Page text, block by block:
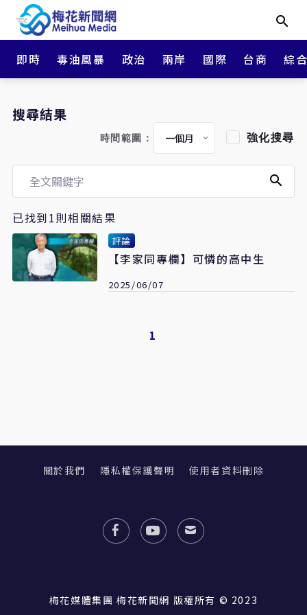
即時 毒油風暴 政治 兩岸 國際 台商 綜
搜尋結果
時間範圍： 強化搜尋
已找到1則相關結果
評論
【李家同專欄】可憐的高中生
2025/06/07
1
關於我們 隱私權保護聲明 使用者資料刪除
梅花媒體集團 梅花新聞網 版權所有 © 2023